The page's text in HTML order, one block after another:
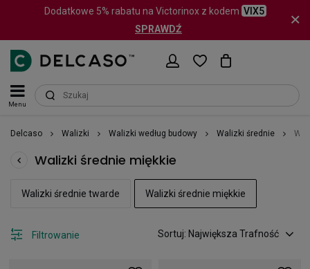
Dodatkowe 5% rabatu na Victorinox z kodem VIX5
SPRAWDŹ
Menu
Delcaso Walizki Walizki według budowy Walizki średnie
Walizki średnie miękkie
Walizki średnie twarde Walizki średnie miękkie
Sortuj: Największa Trafność
Filtrowanie